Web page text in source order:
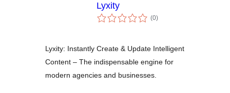
Lyxity
(0total
ratings
)
Lyxity: Instantly Create & Update Intelligent
Content – The indispensable engine for
modern agencies and businesses.